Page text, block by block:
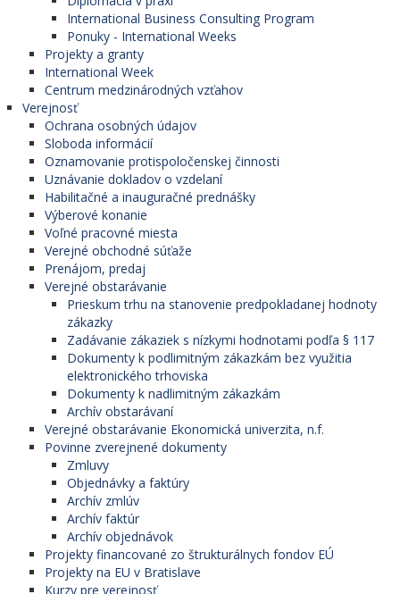
International Business Consulting Program
Ponuky - International Weeks
Projekty a granty
International Week
Centrum medzinárodných vzťahov
Verejnosť
Ochrana osobných údajov
Sloboda informácií
Oznamovanie protispoločenskej činnosti
Uznávanie dokladov o vzdelaní
Habilitačné a inauguračné prednášky
Výberové konanie
Voľné pracovné miesta
Verejné obchodné súťaže
Prenájom, predaj
Verejné obstarávanie
Prieskum trhu na stanovenie predpokladanej hodnoty
zákazky
Zadávanie zákaziek s nízkymi hodnotami podľa § 117
Dokumenty k podlimitným zákazkám bez využitia
elektronického trhoviska
Dokumenty k nadlimitným zákazkám
Archív obstarávaní
Verejné obstarávanie Ekonomická univerzita, n.f.
Povinne zverejnené dokumenty
Zmluvy
Objednávky a faktúry
Archív zmlúv
Archív faktúr
Archív objednávok
Projekty financované zo štrukturálnych fondov EÚ
Projekty na EU v Bratislave
Kurzy pre verejnosť